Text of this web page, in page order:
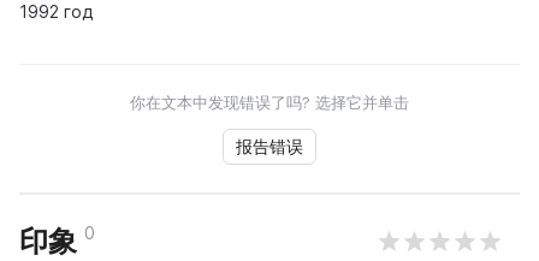
1992 год
你在文本中发现错误了吗? 选择它并单击
报告错误
印象 0